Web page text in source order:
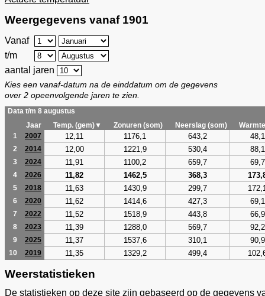
Weergegevens vanaf 1901
Vanaf
t/m
aantal jaren
Kies een vanaf-datum na de einddatum om de gegevens
over 2 opeenvolgende jaren te zien.
Data t/m 8 augustus
Jaar
Temp. (gem)▼ Zonuren (som) Neerslag (som)
1
2007 12,11 1176,1 643,2 48,1
2 2014 12,00 1221,9 530,4 88,1
3 2024 11,91 1100,2 659,7 69,7
4 2026 11,82 1462,5 368,3
5 2018 11,63 1430,9 299,7
6 2020 11,62 1414,6 427,3 69,1
7 2022 11,52 1518,9 443,8 66,9
8 2023 11,39 1288,0 569,7 92,2
9 2025 11,37 1537,6 310,1 90,9
10 2019 11,35 1329,2 499,4
Weerstatistieken
De statistieken op deze site zijn gebaseerd op de gegevens